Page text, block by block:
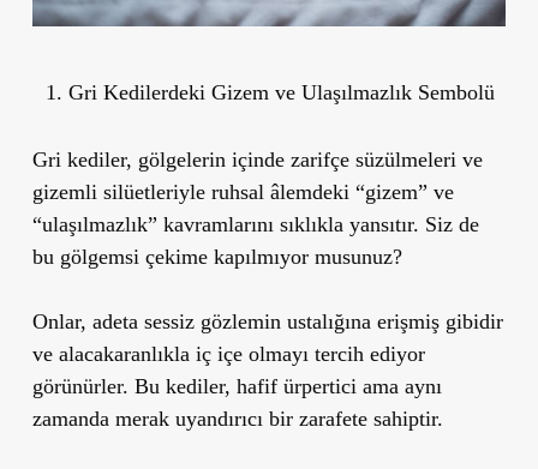
Gri Kedilerdeki Gizem ve Ulaşılmazlık Sembolü
Gri kediler, gölgelerin içinde zarifçe süzülmeleri ve
gizemli silüetleriyle ruhsal âlemdeki “gizem” ve
“ulaşılmazlık” kavramlarını sıklıkla yansıtır. Siz de
bu gölgemsi çekime kapılmıyor musunuz?
Onlar, adeta sessiz gözlemin ustalığına erişmiş gibidir
ve alacakaranlıkla iç içe olmayı tercih ediyor
görünürler. Bu kediler, hafif ürpertici ama aynı
zamanda merak uyandırıcı bir zarafete sahiptir.